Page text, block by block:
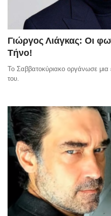
Γιώργος Λιάγκας: Οι
Τήνο!
Το Σαββατοκύριακο οργάνωσε μια
του.